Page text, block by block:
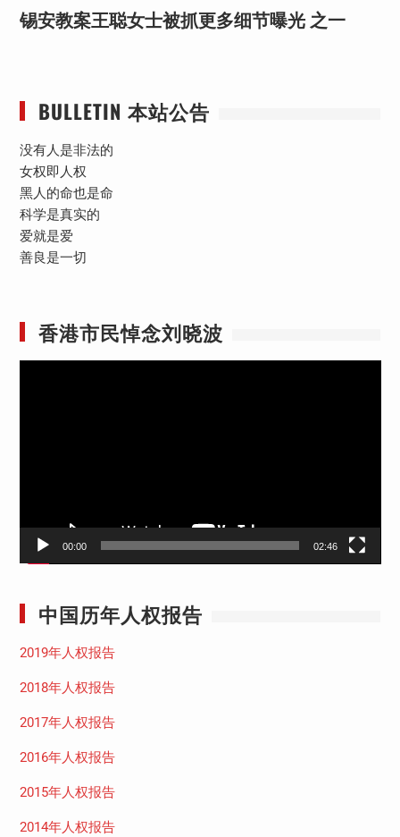
锡安教案王聪女士被抓更多细节曝光 之一
BULLETIN 本站公告
没有人是非法的
女权即人权
黑人的命也是命
科学是真实的
爱就是爱
善良是一切
香港市民悼念刘晓波
00:00 02:46
中国历年人权报告
2019年人权报告
2018年人权报告
2017年人权报告
2016年人权报告
2015年人权报告
2014年人权报告